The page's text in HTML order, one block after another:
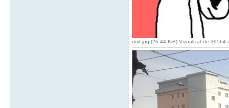
doit.jpg (26.44 KiB) Vizualizat de 39564